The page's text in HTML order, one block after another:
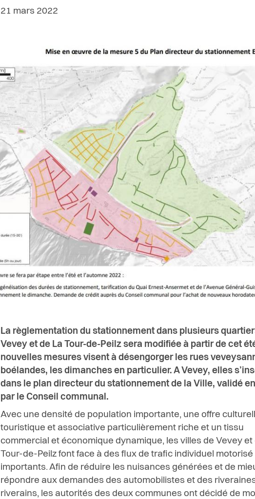
Date de rédaction:
21 mars 2022
La règlementation du stationnement dans plusieurs
Vevey et de La Tour-de-Peilz sera modifiée à partir de cet
nouvelles mesures visent à désengorger les rues
boélandes, les dimanches en particulier. A Vevey, elles
dans le plan directeur du stationnement de la Ville, validé
par le Conseil communal.
Avec une densité de population importante, une offre
touristique et associative particulièrement riche et un tissu
commercial et économique dynamique, les villes de Vevey et
Tour-de-Peilz font face à des flux de trafic individuel motorisé
importants. Afin de réduire les nuisances générées et de
répondre aux demandes des automobilistes et des
riverains, les autorités des deux communes ont décidé de